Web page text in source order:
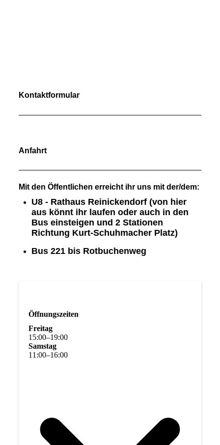
Kontaktformular
Anfahrt
Mit den Öffentlichen erreicht ihr uns mit der/dem:
U8 - Rathaus Reinickendorf (von hier
aus könnt ihr laufen oder auch in den
Bus einsteigen und 2 Stationen
Richtung Kurt-Schuhmacher Platz)
Bus 221 bis Rotbuchenweg
Öffnungszeiten
Freitag
15:00–19:00
Samstag
11 :00–16:00